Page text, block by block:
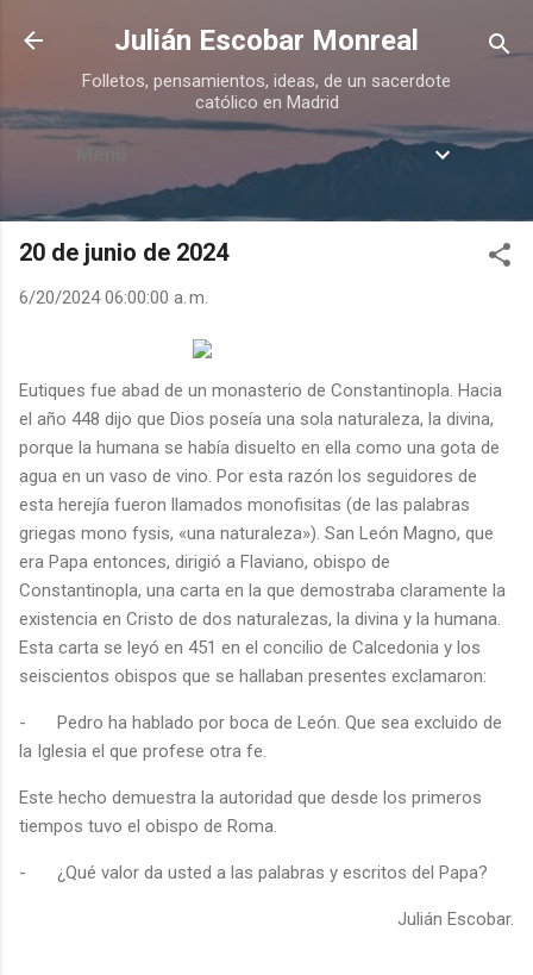
Ir al contenido principal
Julián Escobar Monreal
Folletos, pensamientos, ideas, de un sacerdote
católico en Madrid
Menú
20 de junio de 2024
6/20/2024 06:00:00 a. m.
Eutiques fue abad de un monasterio de Constantinopla. Hacia
el año 448 dijo que Dios poseía una sola naturaleza, la divina,
porque la humana se había disuelto en ella como una gota de
agua en un vaso de vino. Por esta razón los seguidores de
esta herejía fueron llamados monofisitas (de las palabras
griegas mono fysis, «una naturaleza»). San León Magno, que
era Papa entonces, dirigió a Flaviano, obispo de
Constantinopla, una carta en la que demostraba claramente la
existencia en Cristo de dos naturalezas, la divina y la humana.
Esta carta se leyó en 451 en el concilio de Calcedonia y los
seiscientos obispos que se hallaban presentes exclamaron:
-
Pedro ha hablado por boca de León. Que sea excluido de
la Iglesia el que profese otra fe.
Este hecho demuestra la autoridad que desde los primeros
tiempos tuvo el obispo de Roma.
- ¿Qué valor da usted a las palabras y escritos del Papa?
Julián Escobar.